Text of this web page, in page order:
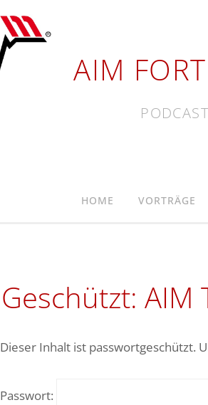
AIM
HOME VORTRÄGE
Geschützt: AIM
Dieser Inhalt ist passwortgeschützt.
Passwort: